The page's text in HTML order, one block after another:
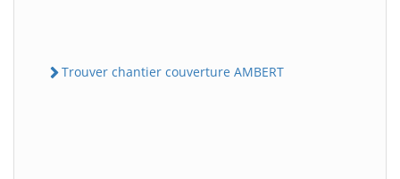
Trouver chantier couverture AMBERT